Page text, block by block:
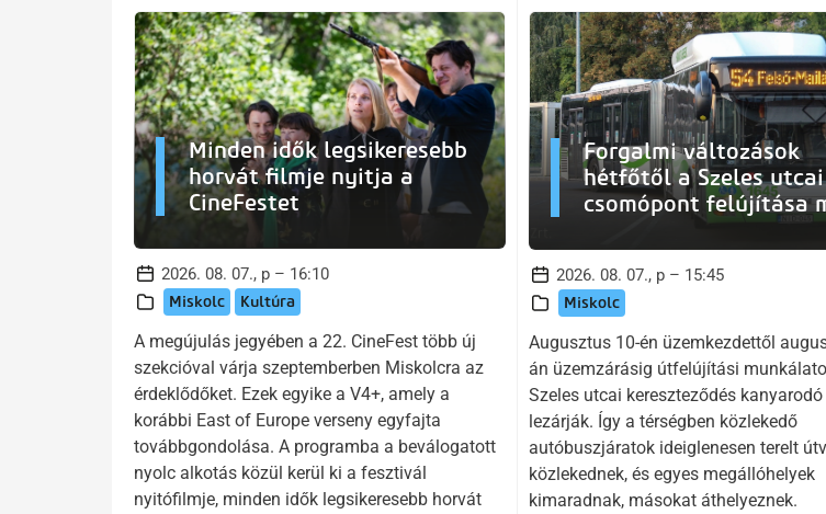
Minden idők legsikeresebb
horvát filmje nyitja a
CineFestet
2026. 08. 07., p – 16:10
Miskolc Kultúra
A megújulás jegyében a 22. CineFest több új
szekcióval várja szeptemberben Miskolcra az
érdeklődőket. Ezek egyike a V4+, amely a
korábbi East of Europe verseny egyfajta
továbbgondolása. A programba a beválogatott
nyolc alkotás közül kerül ki a fesztivál
nyitófilmje, minden idők legsikeresebb horvát
Forgalmi változások
hétfőtől a Szeles utcai
csomópont felújítása
2026. 08. 07., p – 15:45
Miskolc
Augusztus 10-én üzemkezdettől
án üzemzárásig útfelújítási
Szeles utcai kereszteződés
lezárják. Így a térségben közlekedő
autóbuszjáratok ideiglenesen terelt
közlekednek, és egyes megállóhelyek
kimaradnak, másokat áthelyeznek.